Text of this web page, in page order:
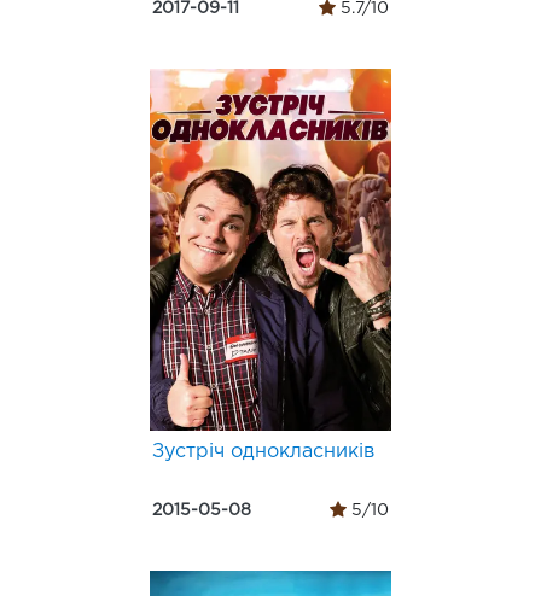
2017-09-11 5.7/10
Зустріч однокласників
2015-05-08 5/10